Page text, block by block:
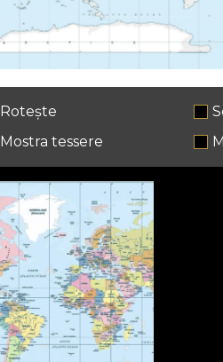
Rotește
Mostra tessere